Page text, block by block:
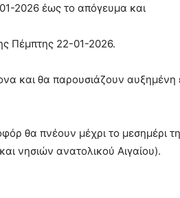
2026 έως το απόγευμα και
Πέμπτης 22-01-2026.
και θα παρουσιάζουν
θα πνέουν μέχρι το μεσημέρι
νησιών ανατολικού Αιγαίου).